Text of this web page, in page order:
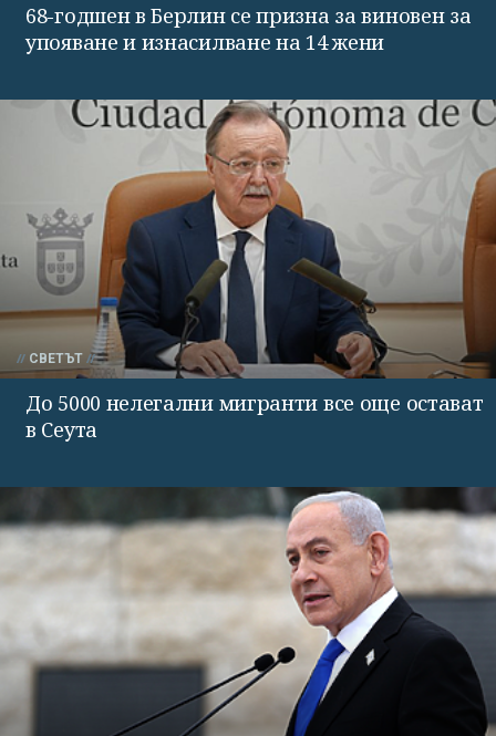
68-годшен в Берлин се призна за виновен за
упояване и изнасилване на 14 жени
СВЕТЪТ
До 5000 нелегални мигранти все още остават
в Сеута